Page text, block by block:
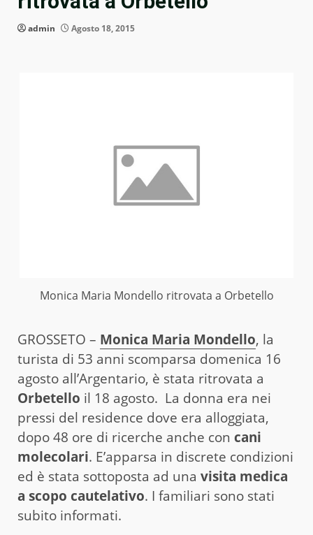
admin Agosto 18, 2015
Monica Maria Mondello ritrovata a Orbetello
GROSSETO – Monica Maria Mondello, la
turista di 53 anni scomparsa domenica 16
agosto all’Argentario, è stata ritrovata a
Orbetello il 18 agosto. La donna era nei
pressi del residence dove era alloggiata,
dopo 48 ore di ricerche anche con cani
molecolari. E’apparsa in discrete condizioni
ed è stata sottoposta ad una visita medica
a scopo cautelativo. I familiari sono stati
subito informati.